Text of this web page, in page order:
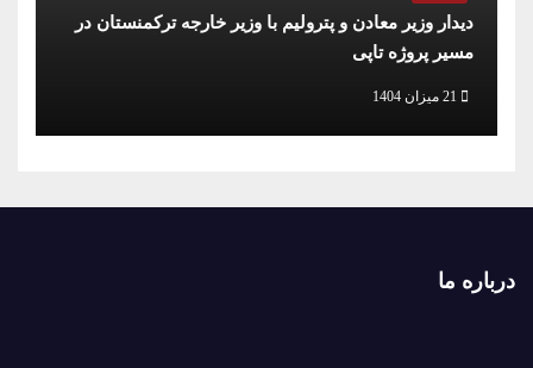
دیدار وزیر معادن و پترولیم با وزیر خارجه ترکمنستان در
مسیر پروژه تاپی
21 میزان 1404
درباره ما